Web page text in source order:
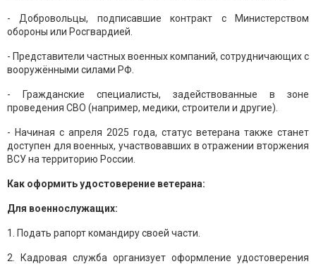
- Добровольцы, подписавшие контракт с Министерством
обороны или Росгвардией.
- Представители частных военных компаний, сотрудничающих с
вооружёнными силами РФ.
- Гражданские специалисты, задействованные в зоне
проведения СВО (например, медики, строители и другие).
- Начиная с апреля 2025 года, статус ветерана также станет
доступен для военных, участвовавших в отражении вторжения
ВСУ на территорию России.
Как оформить удостоверение ветерана:
Для военнослужащих:
1. Подать рапорт командиру своей части.
2. Кадровая служба организует оформление удостоверения